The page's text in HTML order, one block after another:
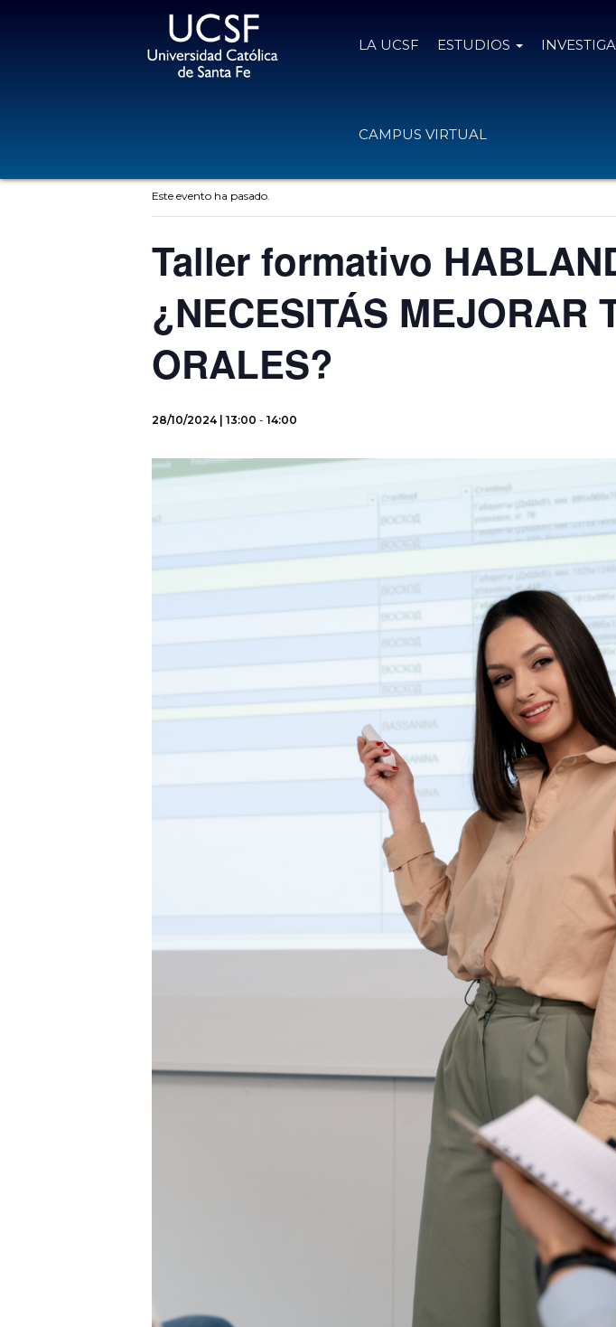
LA UCSF ESTUDIOS
CAMPUS VIRTUAL
Este evento ha pasado.
Taller formativo
¿NECESITÁS MEJORAR
ORALES?
28/10/2024 | 13:00 - 14:00